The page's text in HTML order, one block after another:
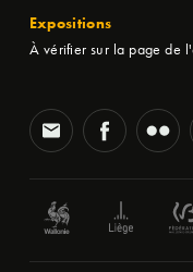
Expositions
À vérifier sur la page de